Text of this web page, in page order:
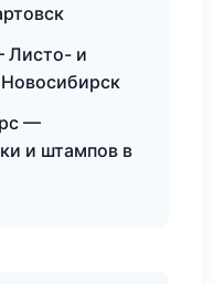
Листо- и
—
и штампов в